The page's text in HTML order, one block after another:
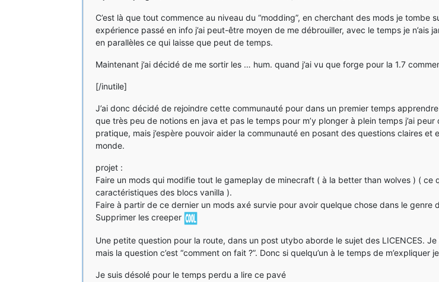
C’est là que tout commence au niveau du “modding”, en cherchant des mods je
expérience passé en info j’ai peut-être moyen de me débrouiller, avec le temps je
en parallèles ce qui laisse que peut de temps.
Maintenant j’ai décidé de me sortir les … hum. quand j’ai vu que forge pour la 1.7
[/inutile]
J’ai donc décidé de rejoindre cette communauté pour dans un premier temps
que très peu de notions en java et pas le temps pour m’y plonger à plein temps j’ai
pratique, mais j’espère pouvoir aider la communauté en posant des questions claires
monde.
projet :
Faire un mods qui modifie tout le gameplay de minecraft ( à la better than wolves ) (
caractéristiques des blocs vanilla ).
Faire à partir de ce dernier un mods axé survie pour avoir quelque chose dans le genre
Supprimer les creeper
Une petite question pour la route, dans un post utybo aborde le sujet des LICENCES.
mais la question c’est “comment on fait ?”. Donc si quelqu’un à le temps de m’expliquer
Je suis désolé pour le temps perdu a lire ce pavé